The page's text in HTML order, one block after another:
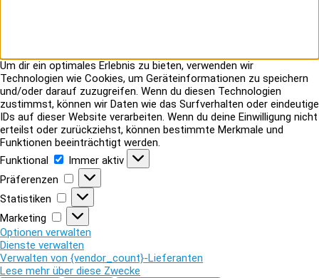
Um dir ein optimales Erlebnis zu bieten, verwenden wir
Technologien wie Cookies, um Geräteinformationen zu speichern
und/oder darauf zuzugreifen. Wenn du diesen Technologien
zustimmst, können wir Daten wie das Surfverhalten oder eindeutige
IDs auf dieser Website verarbeiten. Wenn du deine Einwilligung nicht
erteilst oder zurückziehst, können bestimmte Merkmale und
Funktionen beeinträchtigt werden.
Funktional
Funktional
Immer aktiv
Präferenzen
Präferenzen
Statistiken
Statistiken
Marketing
Marketing
Optionen verwalten
Dienste verwalten
Verwalten von {vendor_count}-Lieferanten
Lese mehr über diese Zwecke